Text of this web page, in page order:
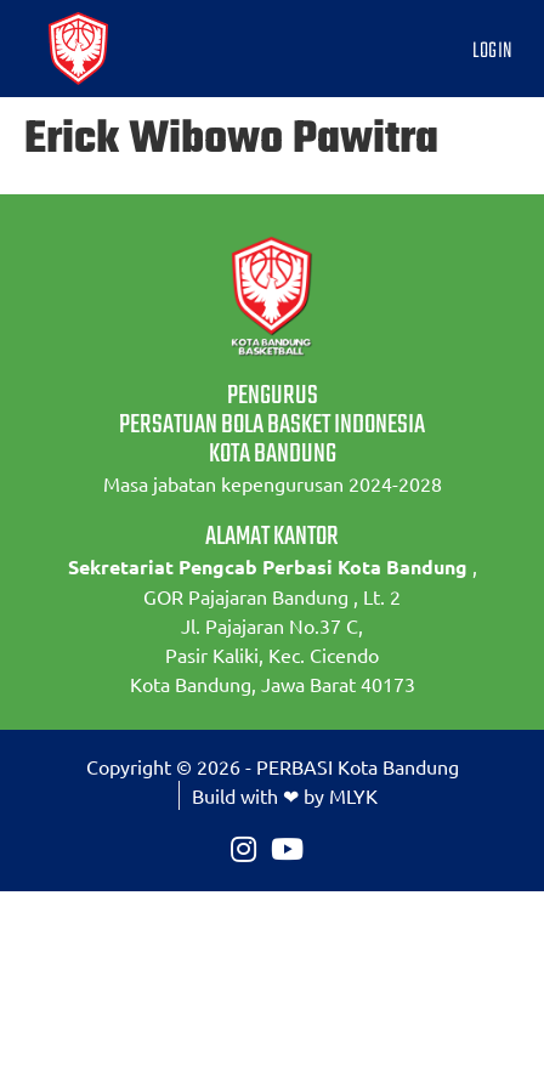
LOGIN
Erick Wibowo Pawitra
PENGURUS
PERSATUAN BOLA BASKET INDONESIA
KOTA BANDUNG
Masa jabatan kepengurusan 2024-2028
ALAMAT KANTOR
Sekretariat Pengcab Perbasi Kota Bandung ,
GOR Pajajaran Bandung , Lt. 2
Jl. Pajajaran No.37 C,
Pasir Kaliki, Kec. Cicendo
Kota Bandung, Jawa Barat 40173
Copyright © 2026 - PERBASI Kota Bandung
Build with ❤ by MLYK